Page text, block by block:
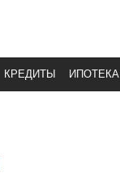
КРЕДИТЫ ИПОТЕКА